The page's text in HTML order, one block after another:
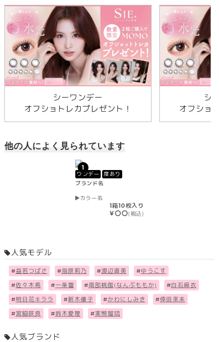
シーワンデー
オフショトレカプレゼント！
シ
オフショ
他の人によく見られています
1
ワンデー
度あり
ブランド名
カラー名
1箱10枚入り
￥〇〇(税込)
人気モデル
#益若つばさ #指原莉乃 #渡辺直美 #ゆうこす
#佐々木希 #一条響 #南部桃伽(なんぶももか) #白石麻衣
#明日花キララ #新木優子 #かわにしみき #倖田來未
#宮脇咲良 #鈴木愛理 #実熊瑠琉
人気ブランド